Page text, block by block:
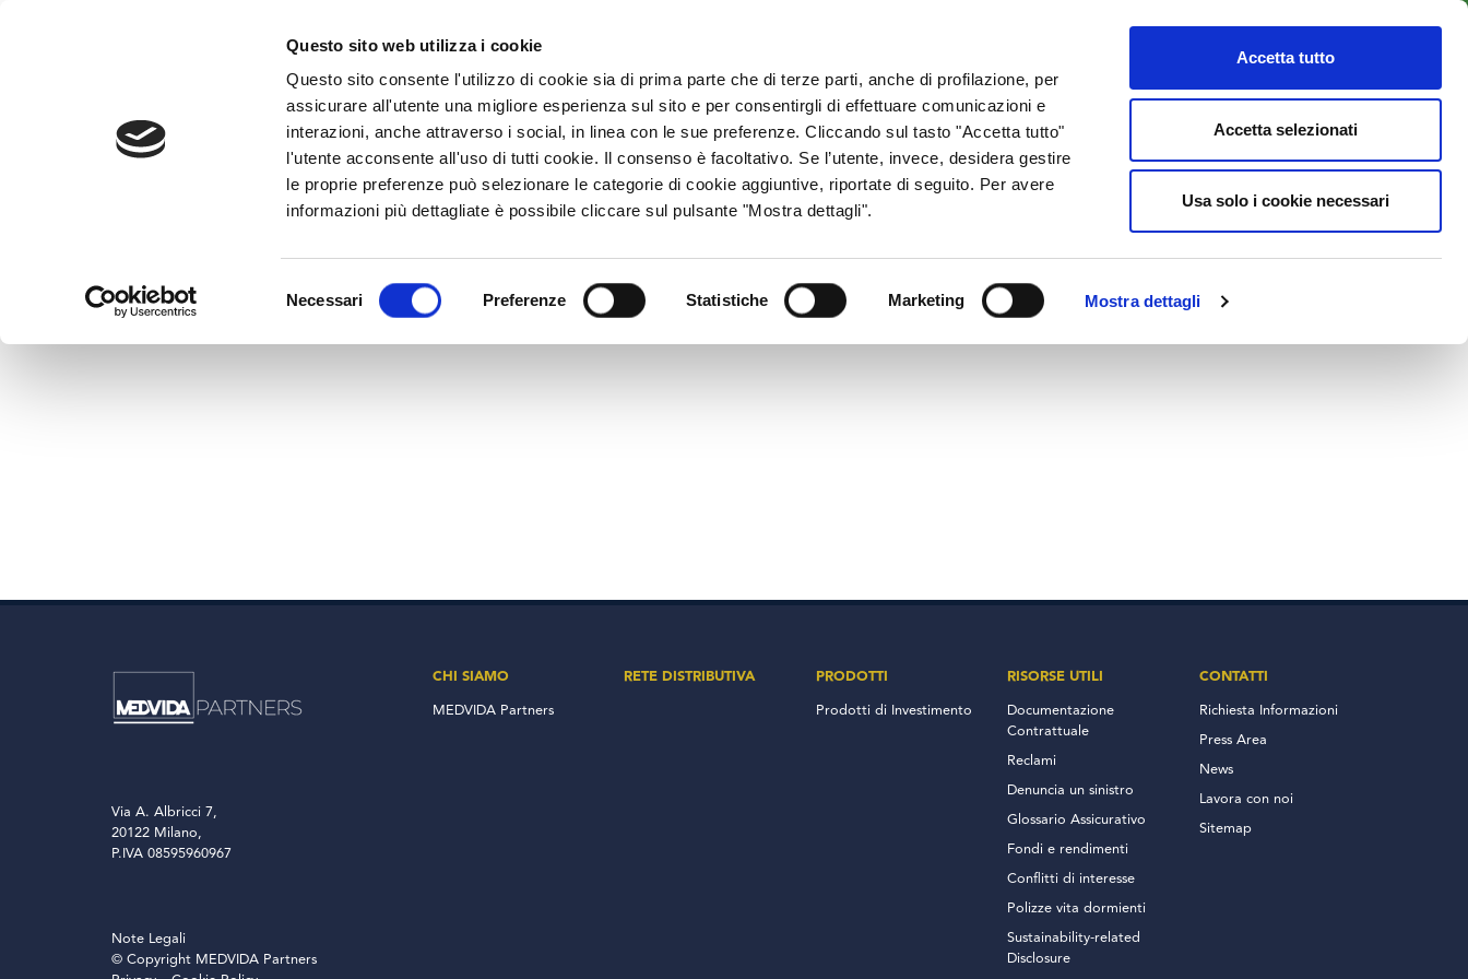
Questo sito web utilizza i cookie
Questo sito consente l'utilizzo di cookie sia di prima parte che di terze parti, anche di profilazione, per
assicurare all'utente una migliore esperienza sul sito e per consentirgli di effettuare comunicazioni e
interazioni, anche attraverso i social, in linea con le sue preferenze. Cliccando sul tasto "Accetta tutto"
l'utente acconsente all'uso di tutti cookie. Il consenso è facoltativo. Se l’utente, invece, desidera gestire
le proprie preferenze può selezionare le categorie di cookie aggiuntive, riportate di seguito. Per avere
informazioni più dettagliate è possibile cliccare sul pulsante "Mostra dettagli".
Necessari Preferenze Statistiche Marketing Mostra dettagli
Accetta tutto
Accetta selezionati
Usa solo i cookie necessari
CHI SIAMO RETE DISTRIBUTIVA PRODOTTI RISORSE UTILI NEWS & BLOG CONTATTI
Home>
Via A. Albricci 7,
20122 Milano,
P.IVA 08595960967
Note Legali
© Copyright MEDVIDA Partners
CHI SIAMO
MEDVIDA Partners
RETE DISTRIBUTIVA PRODOTTI
Prodotti di Investimento
RISORSE UTILI
Documentazione
Contrattuale
Reclami
Denuncia un sinistro
Glossario Assicurativo
Fondi e rendimenti
Conflitti di interesse
Polizze vita dormienti
Sustainability-related
Disclosure
CONTATTI
Richiesta Informazioni
Press Area
News
Lavora con noi
Sitemap